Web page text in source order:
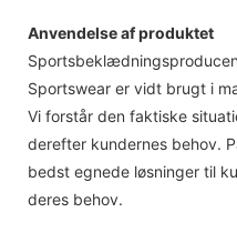
Anvendelse af produktet
Sportswear er vidt brugt i
Vi forstår den faktiske
derefter kundernes behov.
bedst egnede løsninger til
deres behov.